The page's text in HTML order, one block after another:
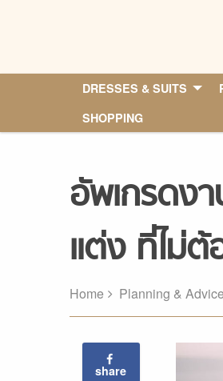
DRESSES & SUITS
SHOPPING
อัพเกรดง
แต่ง ที่ไม่ต้
Home Planning & Advice
share